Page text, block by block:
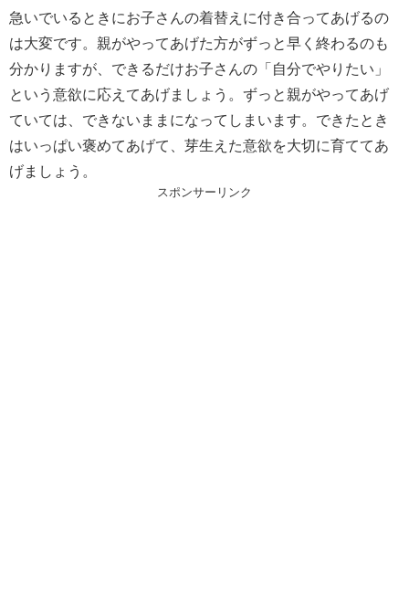
急いでいるときにお子さんの着替えに付き合ってあげるの
は大変です。親がやってあげた方がずっと早く終わるのも
分かりますが、できるだけお子さんの「自分でやりたい」
という意欲に応えてあげましょう。ずっと親がやってあげ
ていては、できないままになってしまいます。できたとき
はいっぱい褒めてあげて、芽生えた意欲を大切に育ててあ
げましょう。
スポンサーリンク